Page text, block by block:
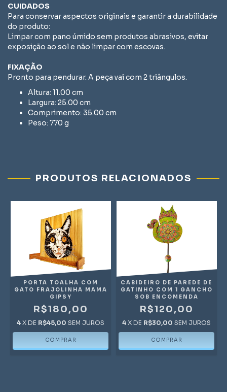
CUIDADOS
Para conservar aspectos originais e garantir a durabilidade
do produto:
Limpar com pano úmido sem produtos abrasivos, evitar
exposição ao sol e não limpar com escovas.
FIXAÇÃO
Pronto para pendurar. A peça vai com 2 triângulos.
Altura: 11.00 cm
Largura: 25.00 cm
Comprimento: 35.00 cm
Peso: 770 g
PRODUTOS RELACIONADOS
PORTA TOALHA COM
GATO FRAJOLINHA MAMA
GIPSY
R$180,00
4 X DE R$45,00 SEM JUROS
CABIDEIRO DE PAREDE DE
GATINHO COM 1 GANCHO
SOB ENCOMENDA
R$120,00
4 X DE R$30,00 SEM JUROS